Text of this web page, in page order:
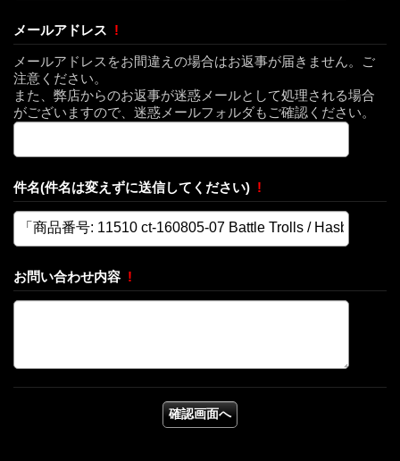
メールアドレス !
メールアドレスをお間違えの場合はお返事が届きません。ご
注意ください。
また、弊店からのお返事が迷惑メールとして処理される場合
がございますので、迷惑メールフォルダもご確認ください。
件名(件名は変えずに送信してください) !
お問い合わせ内容 !